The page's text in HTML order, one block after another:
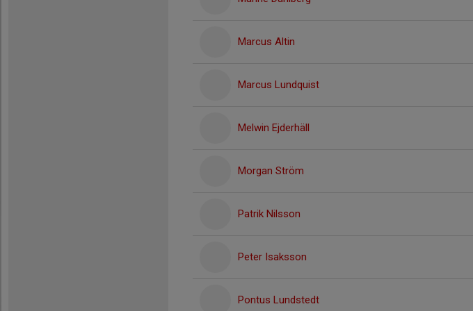
Marcus Altin
Marcus Lundquist
Melwin Ejderhäll
Morgan Ström
Patrik Nilsson
Peter Isaksson
Pontus Lundstedt